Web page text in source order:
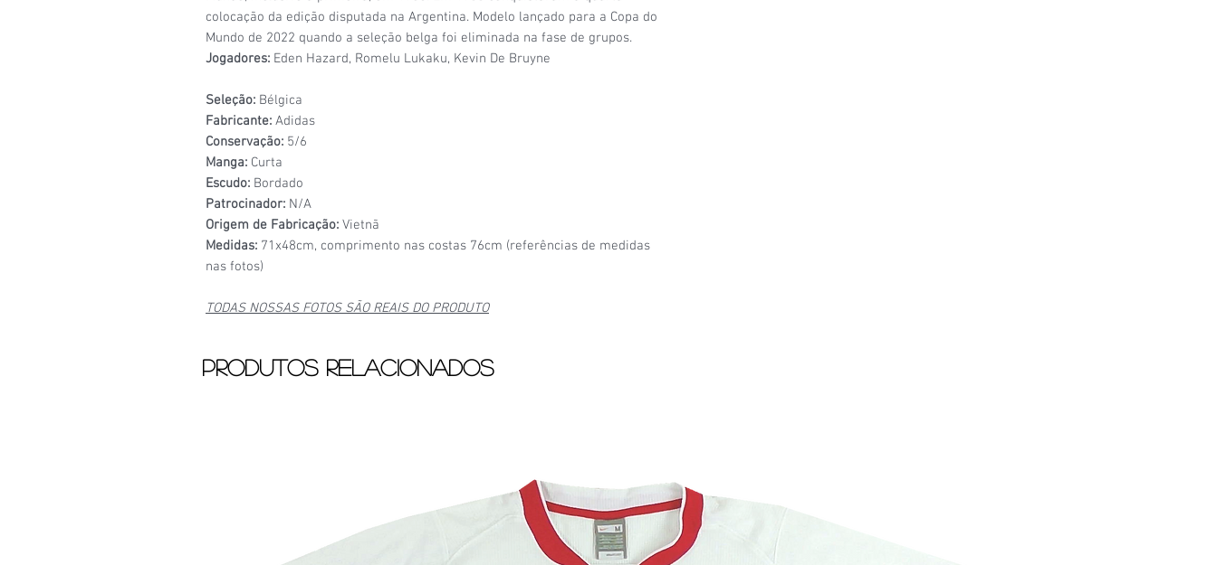
colocação da edição disputada na Argentina. Modelo lançado para a Copa do
Mundo de 2022 quando a seleção belga foi eliminada na fase de grupos.
Jogadores: Eden Hazard, Romelu Lukaku, Kevin De Bruyne
Seleção: Bélgica
Fabricante: Adidas
Conservação: 5/6
Manga: Curta
Escudo: Bordado
Patrocinador: N/A
Origem de Fabricação: Vietnã
Medidas: 71x48cm, comprimento nas costas 76cm (referências de medidas
nas fotos)
TODAS NOSSAS FOTOS SÃO REAIS DO PRODUTO
Produtos relacionados